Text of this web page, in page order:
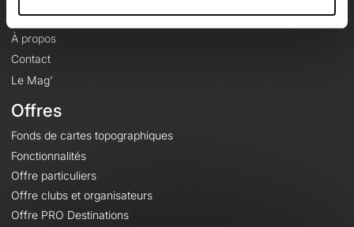
Carrières
À propos
Contact
Le Mag'
Offres
Fonds de cartes topographiques
Fonctionnalités
Offre particuliers
Offre clubs et organisateurs
Offre PRO Destinations